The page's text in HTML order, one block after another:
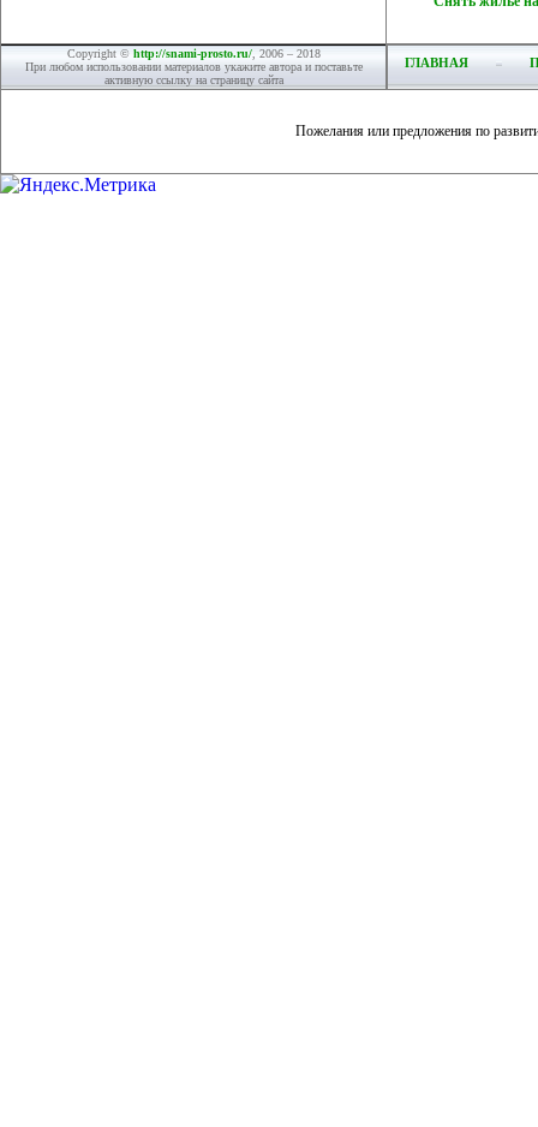
Copyright © http://snami-prosto.ru/, 2006 – 2018
При любом использовании материалов укажите автора и поставьте
активную ссылку на страницу сайта
ГЛАВНАЯ
Пожелания или предложения по